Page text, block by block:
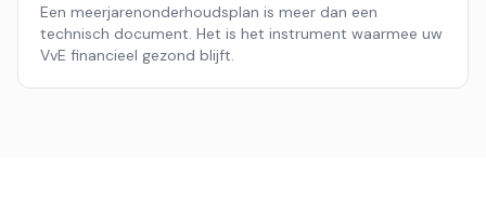
Een meerjarenonderhoudsplan is meer dan een
technisch document. Het is het instrument waarmee uw
VvE financieel gezond blijft.